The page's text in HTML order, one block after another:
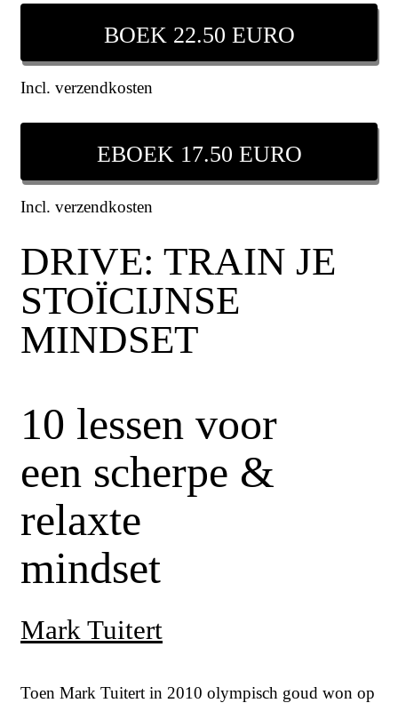
BOEK 22.50 EURO
Incl. verzendkosten
EBOEK 17.50 EURO
Incl. verzendkosten
DRIVE: TRAIN JE
STOÏCIJNSE
MINDSET
10 lessen voor
een scherpe &
relaxte
mindset
Mark Tuitert
Toen Mark Tuitert in 2010 olympisch goud won op